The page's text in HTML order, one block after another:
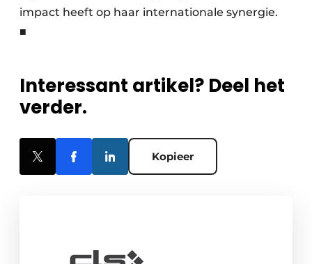
impact heeft op haar internationale synergie.
■
Interessant artikel? Deel het
verder.
Kopieer